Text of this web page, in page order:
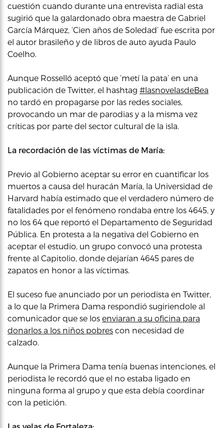
cuestión cuando durante una entrevista radial esta
sugirió que la galardonado obra maestra de Gabriel
García Márquez, ‘Cien años de Soledad’ fue escrita por
el autor brasileño y de libros de auto ayuda Paulo
Coelho.
Aunque Rosselló aceptó que ‘metí la pata’ en una
publicación de Twitter, el hashtag #lasnovelasdeBea
no tardó en propagarse por las redes sociales,
provocando un mar de parodias y a la misma vez
críticas por parte del sector cultural de la isla.
La recordación de las víctimas de María:
Previo al Gobierno aceptar su error en cuantificar los
muertos a causa del huracán María, la Universidad de
Harvard había estimado que el verdadero número de
fatalidades por el fenómeno rondaba entre los 4645, y
no los 64 que reportó el Departamento de Seguridad
Pública. En protesta a la negativa del Gobierno en
aceptar el estudio, un grupo convocó una protesta
frente al Capitolio, donde dejarían 4645 pares de
zapatos en honor a las víctimas.
El suceso fue anunciado por un periodista en Twitter,
a lo que la Primera Dama respondió sugiriendole al
comunicador que se los enviaran a su oficina para
donarlos a los niños pobres con necesidad de
calzado.
Aunque la Primera Dama tenía buenas intenciones, el
periodista le recordó que el no estaba ligado en
ninguna forma al grupo y que esta debía coordinar
con la petición.